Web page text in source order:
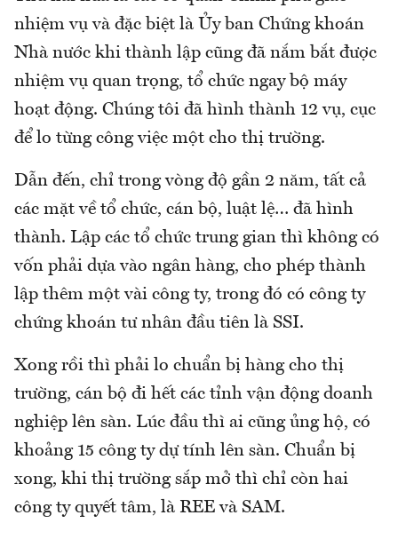
nhiệm vụ và đặc biệt là Ủy ban Chứng khoán
Nhà nước khi thành lập cũng đã nắm bắt được
nhiệm vụ quan trọng, tổ chức ngay bộ máy
hoạt động. Chúng tôi đã hình thành 12 vụ, cục
để lo từng công việc một cho thị trường.
Dẫn đến, chỉ trong vòng độ gần 2 năm, tất cả
các mặt về tổ chức, cán bộ, luật lệ… đã hình
thành. Lập các tổ chức trung gian thì không có
vốn phải dựa vào ngân hàng, cho phép thành
lập thêm một vài công ty, trong đó có công ty
chứng khoán tư nhân đầu tiên là SSI.
Xong rồi thì phải lo chuẩn bị hàng cho thị
trường, cán bộ đi hết các tỉnh vận động doanh
nghiệp lên sàn. Lúc đầu thì ai cũng ủng hộ, có
khoảng 15 công ty dự tính lên sàn. Chuẩn bị
xong, khi thị trường sắp mở thì chỉ còn hai
công ty quyết tâm, là REE và SAM.